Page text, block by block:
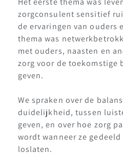
zorgconsulent sensitief
de ervaringen van ouders
thema was
met ouders, naasten en
zorg voor de toekomstige
geven.
We spraken over de
duidelijkheid, tussen
geven, en over hoe zorg
wordt wanneer ze
loslaten.